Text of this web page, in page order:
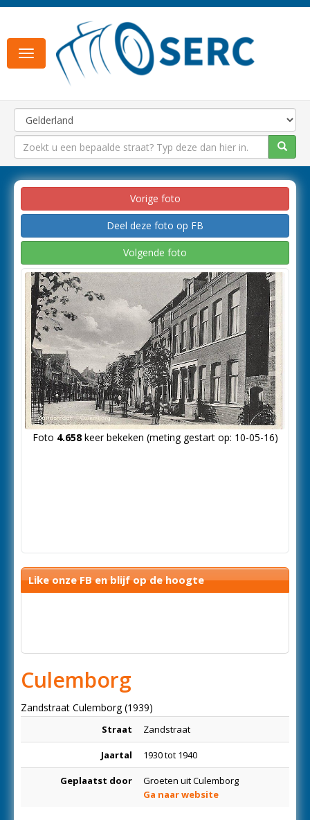
Toggle
navigation
Vorige foto
Deel deze foto op FB
Volgende foto
Foto 4.658keer bekeken (meting gestart op: 10-05-16)
Like onze FB en blijf op de hoogte
Culemborg
Zandstraat Culemborg (1939)
Straat Zandstraat
Jaartal 1930 tot 1940
Geplaatst door
Groeten uit Culemborg
Ga naar website